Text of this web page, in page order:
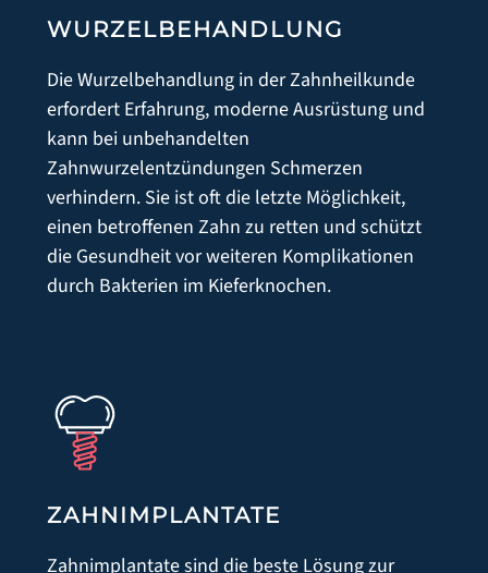
PRAXIS
ZAHNÄRZTE & PRAXISTEAM
WURZELBEHANDLUNG
Die Wurzelbehandlung in der Zahnheilkunde
erfordert Erfahrung, moderne Ausrüstung und
kann bei unbehandelten
Zahnwurzelentzündungen Schmerzen
verhindern. Sie ist oft die letzte Möglichkeit,
einen betroffenen Zahn zu retten und schützt
die Gesundheit vor weiteren Komplikationen
durch Bakterien im Kieferknochen.
ZAHNIMPLANTATE
Zahnimplantate sind die beste Lösung zur